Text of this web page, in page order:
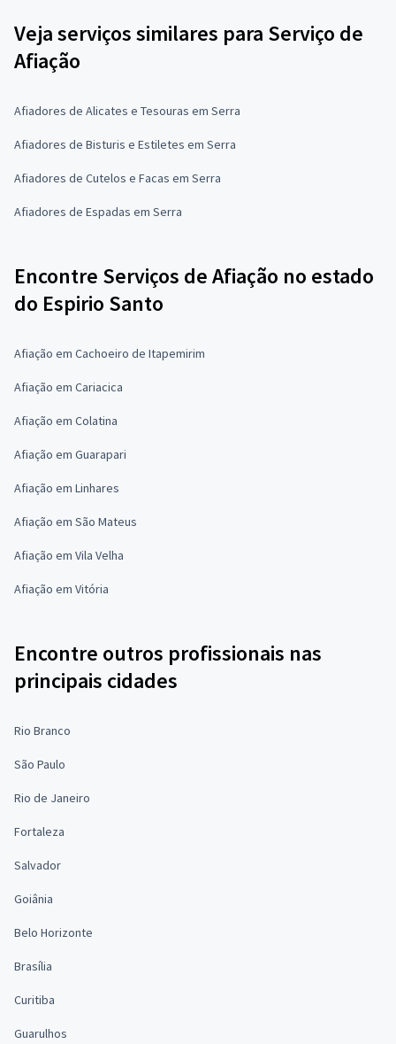
Veja serviços similares para Serviço de
Afiação
Afiadores de Alicates e Tesouras em Serra
Afiadores de Bisturis e Estiletes em Serra
Afiadores de Cutelos e Facas em Serra
Afiadores de Espadas em Serra
Encontre Serviços de Afiação no estado
do Espirio Santo
Afiação em Cachoeiro de Itapemirim
Afiação em Cariacica
Afiação em Colatina
Afiação em Guarapari
Afiação em Linhares
Afiação em São Mateus
Afiação em Vila Velha
Afiação em Vitória
Encontre outros profissionais nas
principais cidades
Rio Branco
São Paulo
Rio de Janeiro
Fortaleza
Salvador
Goiânia
Belo Horizonte
Brasília
Curitiba
Guarulhos